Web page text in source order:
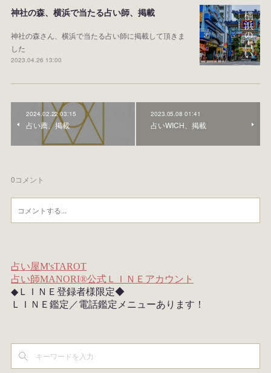
神社の森、横浜で当たる占い師、掲載
神社の森さん、横浜で当たる占い師に掲載して頂きま
した
2023.04.26 13:00
2024.02.22 03:15
占い薦、掲載
2023.05.08 01:41
占いWICH、掲載
0コメント